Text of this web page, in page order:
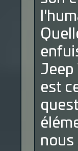
Jeep
est
nous